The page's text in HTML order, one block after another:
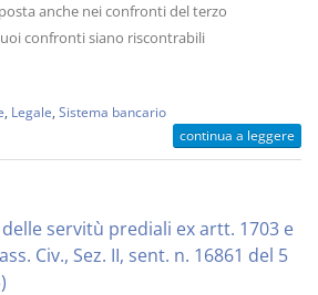
anche nei confronti del terzo
confronti siano riscontrabili
Legale Sistema bancario
continua a leggere
servitù prediali ex artt. 1703 e
Civ., Sez. II, sent. n. 16861 del 5